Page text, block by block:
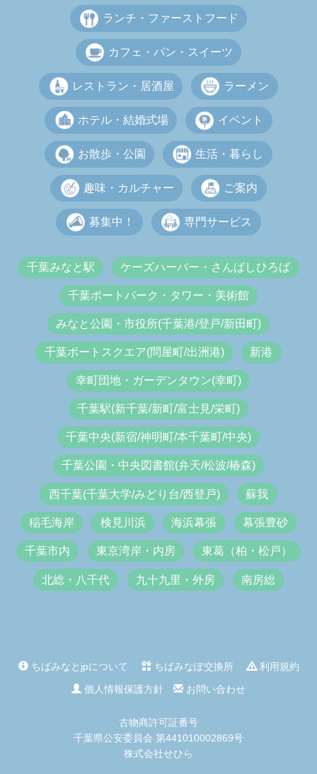
ランチ・ファーストフード
カフェ・パン・スイーツ
レストラン・居酒屋 ラーメン
ホテル・結婚式場 イベント
お散歩・公園 生活・暮らし
趣味・カルチャー ご案内
募集中！ 専門サービス
千葉みなと駅 ケーズハーバー・さんばしひろば
千葉ポートパーク・タワー・美術館
みなと公園・市役所(千葉港/登戸/新田町)
千葉ポートスクエア(問屋町/出洲港) 新港
幸町団地・ガーデンタウン(幸町)
千葉駅(新千葉/新町/富士見/栄町)
千葉中央(新宿/神明町/本千葉町/中央)
千葉公園・中央図書館(弁天/松波/椿森)
西千葉(千葉大学/みどり台/西登戸) 蘇我
稲毛海岸 検見川浜 海浜幕張 幕張豊砂
千葉市内 東京湾岸・内房 東葛（柏・松戸）
北総・八千代 九十九里・外房 南房総
ちばみなとjpについて ちばみなぽ交換所
利用規約
個人情報保護方針
お問い合わせ
古物商許可証番号
千葉県公安委員会 第441010002869号
株式会社せひら